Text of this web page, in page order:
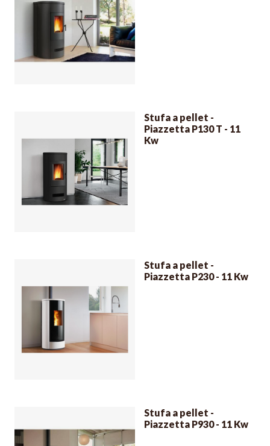
Stufa a pellet -
Piazzetta P130 T - 11
Kw
Stufa a pellet -
Piazzetta P230 - 11 Kw
Stufa a pellet -
Piazzetta P930 - 11 Kw